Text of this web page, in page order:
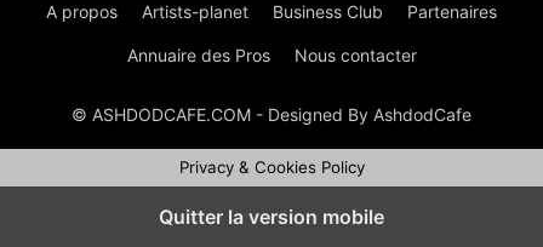
A propos Artists-planet Business Club Partenaires
Annuaire des Pros Nous contacter
© ASHDODCAFE.COM - Designed By AshdodCafe
Privacy & Cookies Policy
Quitter la version mobile